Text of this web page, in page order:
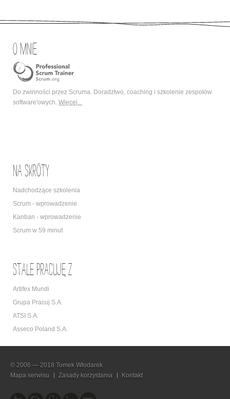
O mnie
Do zwinności przez Scruma. Doradztwo, coaching i szkolenie zespołów
software'owych. Więcej...
Na skróty
Nadchodzące szkolenia
Scrum - wprowadzenie
Kanban - wprowadzenie
Scrum w 59 minut
Stale pracuję z
Artifex Mundi
Grupa Pracuj S.A.
ATSI S.A.
Asseco Poland S.A.
© 2006 — 2018 Tomek Włodarek
Mapa serwisu
Zasady korzystania Kontakt